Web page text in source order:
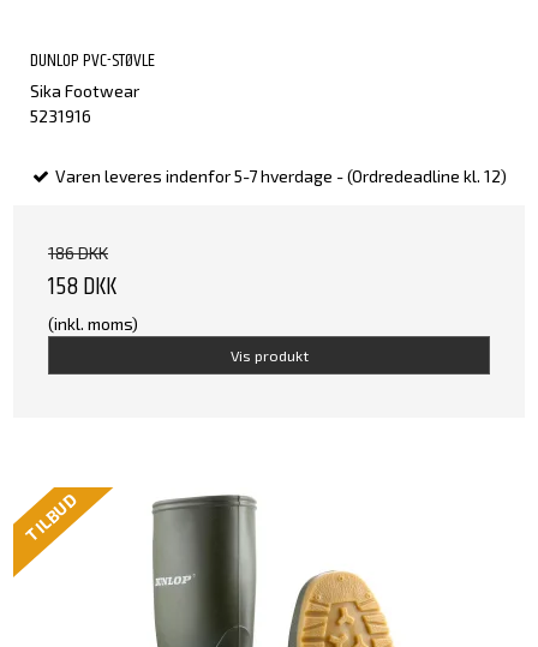
DUNLOP PVC-STØVLE
Sika Footwear
5231916
Varen leveres indenfor 5-7 hverdage - (Ordredeadline kl. 12)
186 DKK
158 DKK
(inkl. moms)
Vis produkt
TILBUD